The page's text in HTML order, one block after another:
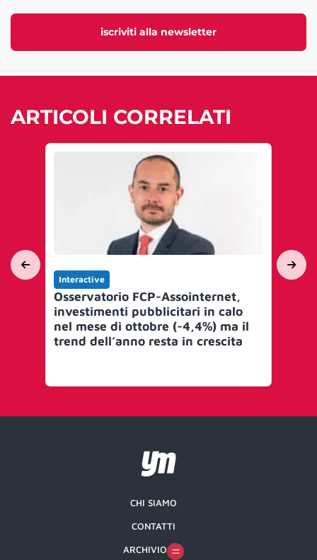
iscriviti alla newsletter
ARTICOLI CORRELATI
Interactive
Osservatorio FCP-Assointernet,
investimenti pubblicitari in calo
nel mese di ottobre (-4,4%) ma il
trend dell’anno resta in crescita
CHI SIAMO
CONTATTI
ARCHIVIO